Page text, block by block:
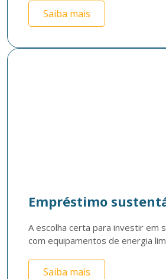
Saiba mais
Empréstimo
A escolha certa para investir em
com equipamentos de energia
Saiba mais